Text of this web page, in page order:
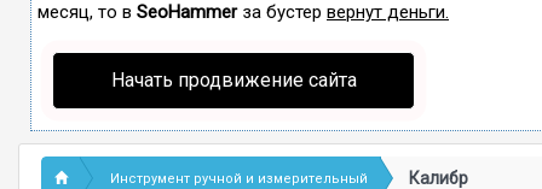
месяц, то в SeoHammerза бустер вернут деньги.
Начать продвижение сайта
Инструмент ручной и измерительный Калибр